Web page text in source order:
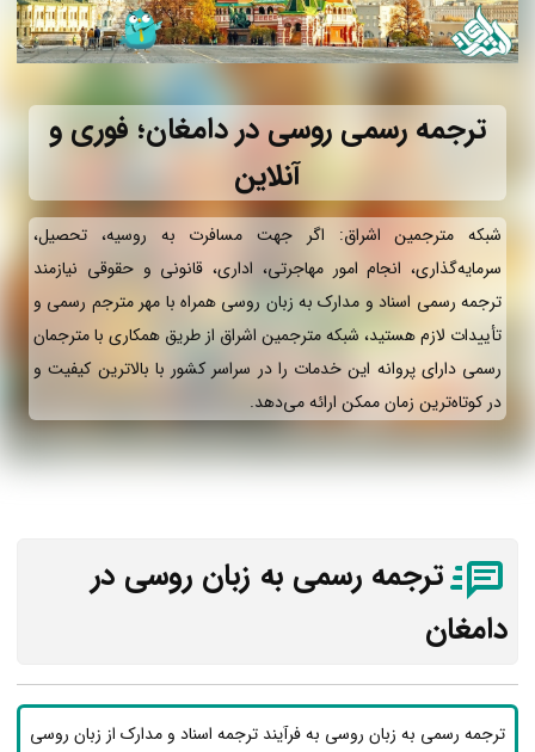
ترجمه رسمی روسی در دامغان؛ فوری و
آنلاین
شبکه مترجمین اشراق: اگر جهت مسافرت به روسیه، تحصیل،
سرمایه‌گذاری، انجام امور مهاجرتی، اداری، قانونی و حقوقی نیازمند
ترجمه رسمی اسناد و مدارک به زبان روسی همراه با مهر مترجم رسمی و
تأییدات لازم هستید، شبکه مترجمین اشراق از طریق همکاری با مترجمان
رسمی دارای پروانه این خدمات را در سراسر کشور با بالاترین کیفیت و
در کوتاه‌ترین زمان ممکن ارائه می‌دهد.
ترجمه رسمی به زبان روسی در
دامغان
ترجمه رسمی به زبان روسی به فرآیند ترجمه اسناد و مدارک از زبان روسی